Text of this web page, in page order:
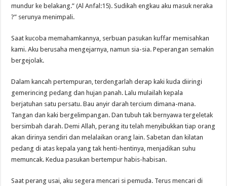
mundur ke belakang.” (Al Anfal:15). Sudikah engkau aku masuk neraka
?” serunya menimpali.
Saat kucoba memahamkannya, serbuan pasukan kuffar memisahkan
kami. Aku berusaha mengejarnya, namun sia-sia. Peperangan semakin
bergejolak.
Dalam kancah pertempuran, terdengarlah derap kaki kuda diiringi
gemerincing pedang dan hujan panah. Lalu mulailah kepala
berjatuhan satu persatu. Bau anyir darah tercium dimana-mana.
Tangan dan kaki bergelimpangan. Dan tubuh tak bernyawa tergeletak
bersimbah darah. Demi Allah, perang itu telah menyibukkan tiap orang
akan dirinya sendiri dan melalaikan orang lain. Sabetan dan kilatan
pedang di atas kepala yang tak henti-hentinya, menjadikan suhu
memuncak. Kedua pasukan bertempur habis-habisan.
Saat perang usai, aku segera mencari si pemuda. Terus mencari di